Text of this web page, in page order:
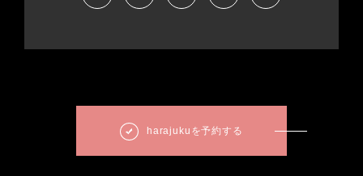
harajukuを予約する